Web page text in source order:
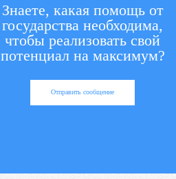
Знаете, какая помощь от
государства необходима,
чтобы реализовать свой
потенциал на максимум?
Отправить сообщение